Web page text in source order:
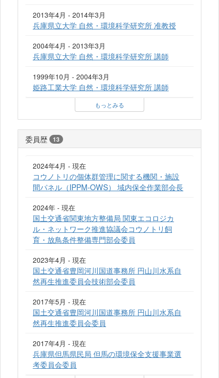
2013年4月 - 2014年3月
兵庫県立大学 自然・環境科学研究所 准教授
2004年4月 - 2013年3月
兵庫県立大学 自然・環境科学研究所 講師
1999年10月 - 2004年3月
姫路工業大学 自然・環境科学研究所 講師
もっとみる
委員歴 13
2024年4月 - 現在
コウノトリの個体群管理に関する機関・施設
間パネル（IPPM-OWS） 域内保全作業部会長
2024年 - 現在
国土交通省関東地方整備局 関東エコロジカ
ル・ネットワーク推進協議会コウノトリ飼
育・放鳥条件整備専門部会委員
2023年4月 - 現在
国土交通省豊岡河川国道事務所 円山川水系自
然再生推進委員会技術部会委員
2017年5月 - 現在
国土交通省豊岡河川国道事務所 円山川水系自
然再生推進委員会委員
2017年4月 - 現在
兵庫県但馬県民局 但馬の環境保全支援事業選
考委員会委員